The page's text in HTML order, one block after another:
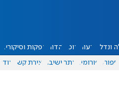
ונדל"ן דעות אוכל יהדות הפקות וסיקורים
ספורט פורומים אתר ישיבה יצירת קשר עוד